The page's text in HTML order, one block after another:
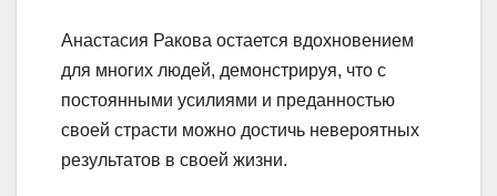
Анастасия Ракова остается вдохновением
для многих людей, демонстрируя, что с
постоянными усилиями и преданностью
своей страсти можно достичь невероятных
результатов в своей жизни.